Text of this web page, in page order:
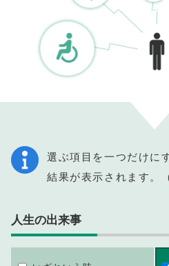
選ぶ項目を一つだけに
結果が表示されます。
人生の出来事